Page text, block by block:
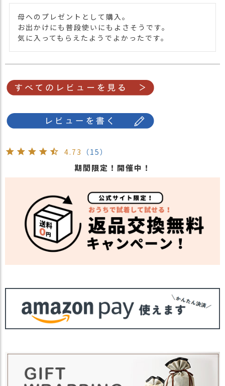
母へのプレゼントとして購入。
お出かけにも普段使いにもよさそうです。
4.73 （15）
期間限定！開催中！